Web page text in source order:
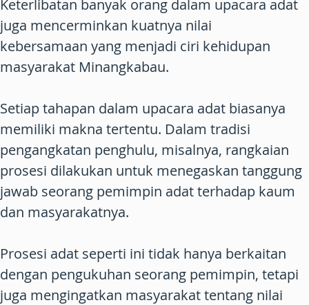
Keterlibatan banyak orang dalam upacara adat
juga mencerminkan kuatnya nilai
kebersamaan yang menjadi ciri kehidupan
masyarakat Minangkabau.
Setiap tahapan dalam upacara adat biasanya
memiliki makna tertentu. Dalam tradisi
pengangkatan penghulu, misalnya, rangkaian
prosesi dilakukan untuk menegaskan tanggung
jawab seorang pemimpin adat terhadap kaum
dan masyarakatnya.
Prosesi adat seperti ini tidak hanya berkaitan
dengan pengukuhan seorang pemimpin, tetapi
juga mengingatkan masyarakat tentang nilai